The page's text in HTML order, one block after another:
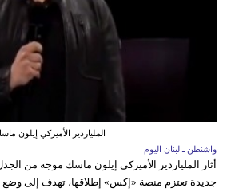
الملياردير الأميركي إيلون
واشنطن ـ لبنان اليوم
أثار الملياردير الأميركي إيلون ماسك موجة من
جديدة تعتزم منصة «إكس» إطلاقها، تهدف إلى وضع